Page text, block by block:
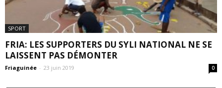
SPORT
FRIA: LES SUPPORTERS DU SYLI NATIONAL NE SE
LAISSENT PAS DÉMONTER
Friaguinée - 23 juin 2019 0